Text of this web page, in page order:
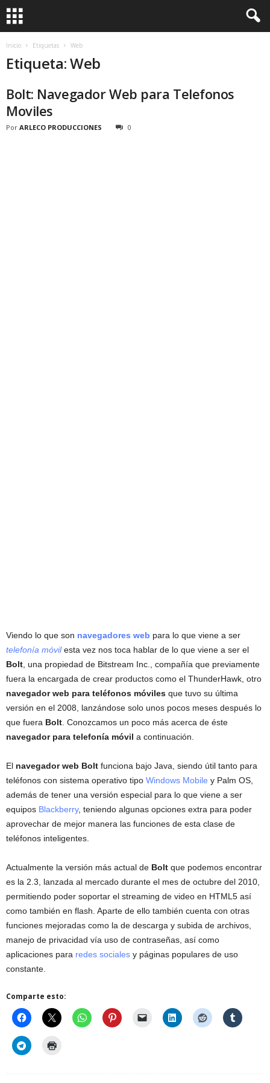
Inicio Etiquetas Web
Etiqueta: Web
Bolt: Navegador Web para Telefonos
Moviles
Por ARLECO PRODUCCIONES 0
Viendo lo que son navegadores web para lo que viene a ser
telefonía móvilesta vez nos toca hablar de lo que viene a ser el
Bolt , una propiedad de Bitstream Inc., compañía que previamente
fuera la encargada de crear productos como el ThunderHawk, otro
navegador web para teléfonos móviles que tuvo su última
versión en el 2008, lanzándose solo unos pocos meses después lo
que fuera Bolt . Conozcamos un poco más acerca de éste
navegador para telefonía móvil a continuación.
El navegador web Bolt funciona bajo Java, siendo útil tanto para
teléfonos con sistema operativo tipo Windows Mobile y Palm OS,
además de tener una versión especial para lo que viene a ser
equipos Blackberry, teniendo algunas opciones extra para poder
aprovechar de mejor manera las funciones de esta clase de
teléfonos inteligentes.
Actualmente la versión más actual de Bolt que podemos encontrar
es la 2.3, lanzada al mercado durante el mes de octubre del 2010,
permitiendo poder soportar el streaming de video en HTML5 así
como también en flash. Aparte de ello también cuenta con otras
funciones mejoradas como la de descarga y subida de archivos,
manejo de privacidad vía uso de contraseñas, así como
aplicaciones para redes sociales y páginas populares de uso
constante.
Comparte esto: